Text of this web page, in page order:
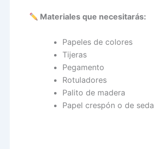
Materiales que necesitarás:
Papeles de colores
Tijeras
Pegamento
Rotuladores
Palito de madera
Papel crespón o de seda